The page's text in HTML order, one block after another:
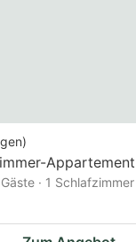
)
· 1 Schlafzimmer